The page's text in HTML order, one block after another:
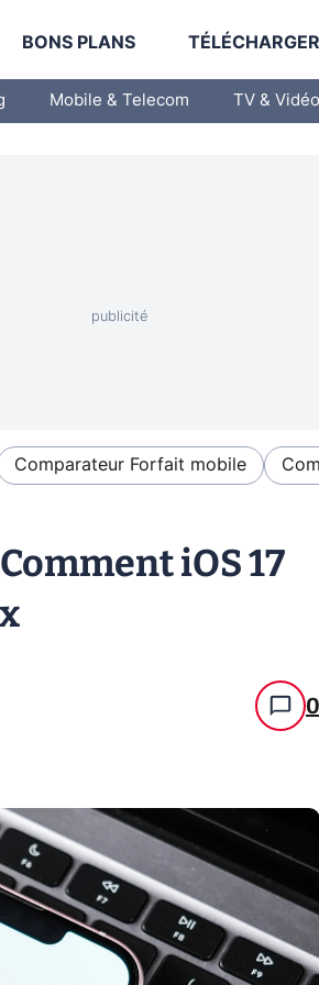
BONS PLANS
Mobile & Telecom TV & Vidéo
Comparateur Forfait mobile
iOS 17
0